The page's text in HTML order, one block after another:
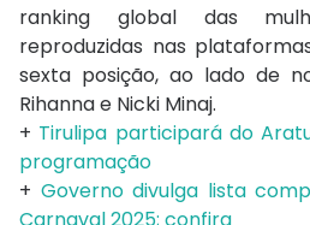
ranking global das
reproduzidas nas
sexta posição, ao lado de
Rihanna e Nicki Minaj.
+ Tirulipa participará do
programação
+ Governo divulga lista
Carnaval 2025; confira